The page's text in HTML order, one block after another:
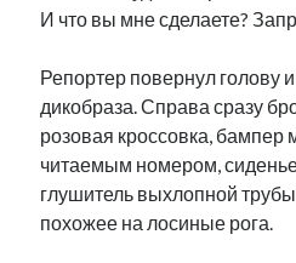
И что вы мне сделаете?
Репортер повернул голову
дикобраза. Справа сразу
розовая кроссовка, бампер
читаемым номером,
глушитель выхлопной трубы
похожее на лосиные рога.